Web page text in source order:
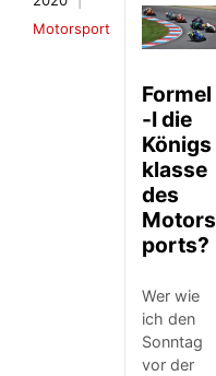
Motorsport
Formel
-I die
Königs
klasse
des
Motors
ports?
Wer wie
ich den
Sonntag
vor der